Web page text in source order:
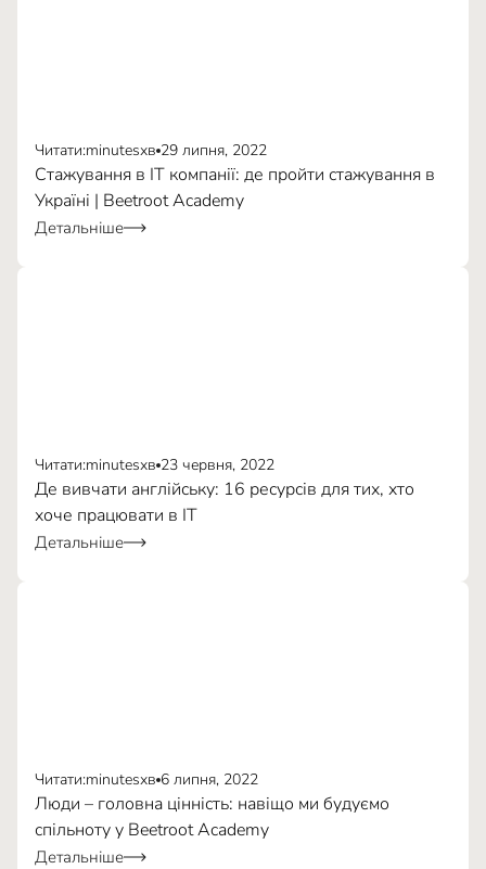
Дрібні нюанси.
Розгорнутий відгук про навчання від
студента.
Вігуки викладачів
Подивись на себе, як на
бізнес-проєкт, а на процес
найму, як на комерційну
Читати:minutesхв 29 липня, 2022
Стажування в IT компанії: де пройти стажування в
Україні | Beetroot Academy
Детальніше
Читати:minutesхв 23 червня, 2022
Де вивчати англійську: 16 ресурсів для тих, хто
хоче працювати в ІТ
відкритих вакансій
на DOU
Детальніше
Читати:minutesхв 6 липня, 2022
Люди – головна цінність: навіщо ми будуємо
спільноту у Beetroot Academy
Детальніше